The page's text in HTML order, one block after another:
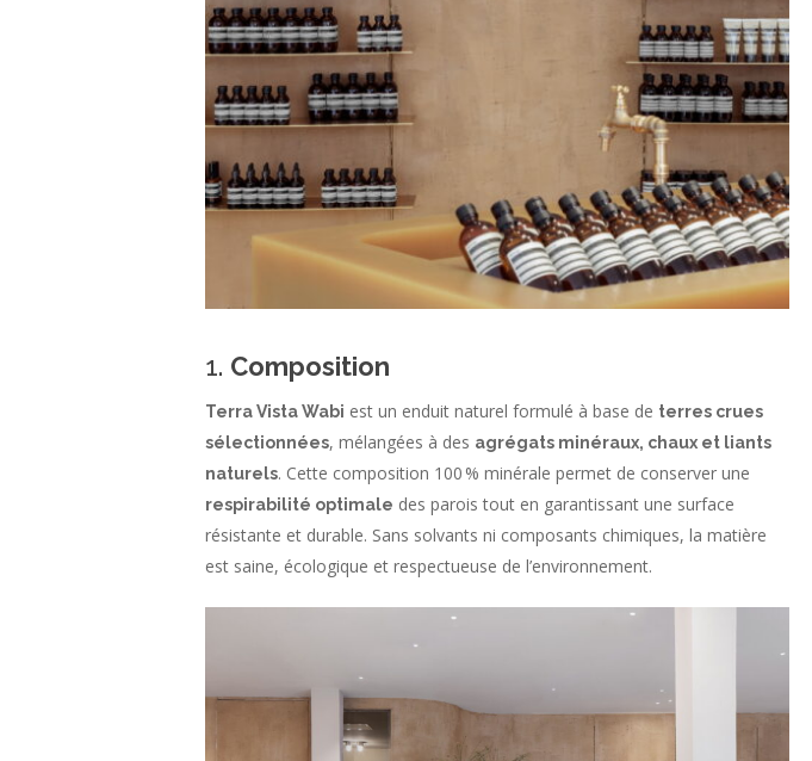
1. Composition
Terra Vista Wabi est un enduit naturel formulé à base de terres crues
sélectionnées, mélangées à des agrégats minéraux, chaux et liants
naturels. Cette composition 100 % minérale permet de conserver une
respirabilité optimale des parois tout en garantissant une surface
résistante et durable. Sans solvants ni composants chimiques, la matière
est saine, écologique et respectueuse de l’environnement.